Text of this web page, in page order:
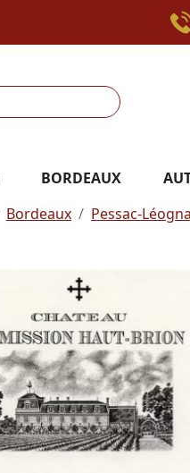
BORDEAUX
Bordeaux Pessac-